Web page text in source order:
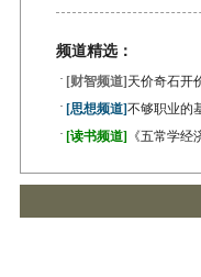
频道精选：
· [财智频道] 天价奇石开
· [思想频道]不够职业的
· [读书频道] 《五常学经